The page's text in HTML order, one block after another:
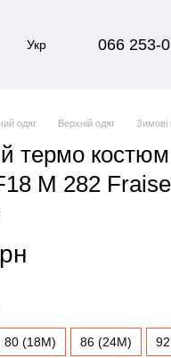
Укр 066 253-
одяг Верхній одяг Зимові
термо костюм
M 282 Fraise
80 (18M) 86 (24M)